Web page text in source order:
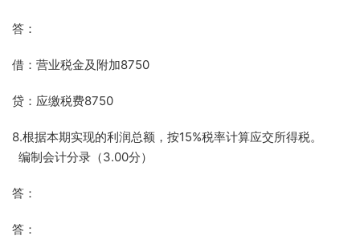
答：
借：营业税金及附加8750
贷：应缴税费8750
8.根据本期实现的利润总额，按15%税率计算应交所得税。
编制会计分录（3.00分）
答：
答：